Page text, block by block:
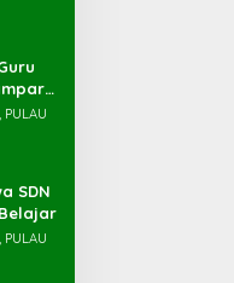
PULAU
SDN
PULAU